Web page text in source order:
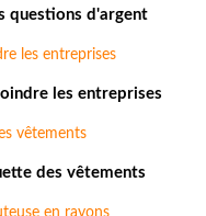
questions d'argent
les entreprises
des vêtements